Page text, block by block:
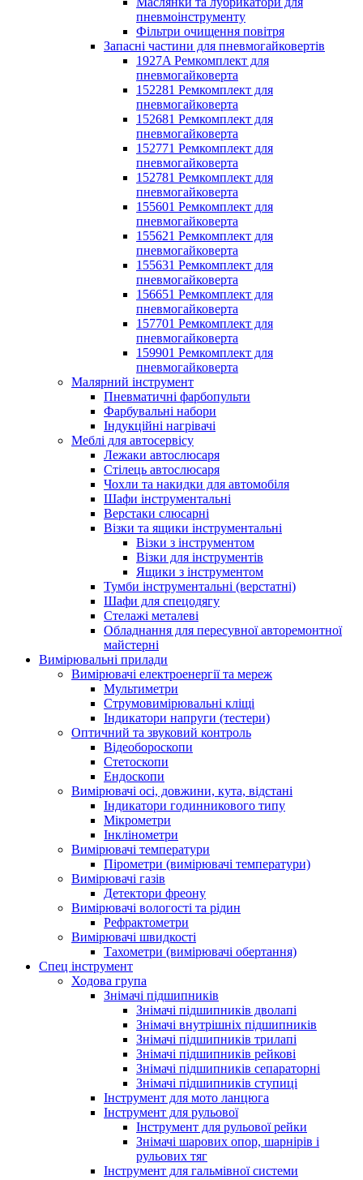
пневмоінструменту
Фільтри очищення повітря
Запасні частини для пневмогайковертів
1927A Ремкомплект для
пневмогайковерта
152281 Ремкомплект для
пневмогайковерта
152681 Ремкомплект для
пневмогайковерта
152771 Ремкомплект для
пневмогайковерта
152781 Ремкомплект для
пневмогайковерта
155601 Ремкомплект для
пневмогайковерта
155621 Ремкомплект для
пневмогайковерта
155631 Ремкомплект для
пневмогайковерта
156651 Ремкомплект для
пневмогайковерта
157701 Ремкомплект для
пневмогайковерта
159901 Ремкомплект для
пневмогайковерта
Малярний інструмент
Пневматичні фарбопульти
Фарбувальні набори
Індукційні нагрівачі
Меблі для автосервісу
Лежаки автослюсаря
Стілець автослюсаря
Чохли та накидки для автомобіля
Шафи інструментальні
Верстаки слюсарні
Візки та ящики інструментальні
Візки з інструментом
Візки для інструментів
Ящики з інструментом
Тумби інструментальні (верстатні)
Шафи для спецодягу
Стелажі металеві
Обладнання для пересувної авторемонтної
майстерні
Вимірювальні прилади
Вимірювачі електроенергії та мереж
Мультиметри
Струмовимірювальні кліщі
Індикатори напруги (тестери)
Оптичний та звуковий контроль
Відеобороскопи
Стетоскопи
Ендоскопи
Вимірювачі осі, довжини, кута, відстані
Індикатори годинникового типу
Мікрометри
Інклінометри
Вимірювачі температури
Пірометри (вимірювачі температури)
Вимірювачі газів
Детектори фреону
Вимірювачі вологості та рідин
Рефрактометри
Вимірювачі швидкості
Тахометри (вимірювачі обертання)
Спец інструмент
Ходова група
Знімачі підшипників
Знімачі підшипників дволапі
Знімачі внутрішніх підшипників
Знімачі підшипників трилапі
Знімачі підшипників рейкові
Знімачі підшипників сепараторні
Знімачі підшипників ступиці
Інструмент для мото ланцюга
Інструмент для рульової
Інструмент для рульової рейки
Знімачі шарових опор, шарнірів і
рульових тяг
Інструмент для гальмівної системи